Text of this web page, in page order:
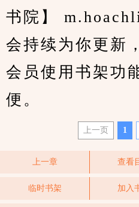
书院】
会持续为你更新
会员使用书架功
便。
上一页 1
上一章 查看
临时书架 加入